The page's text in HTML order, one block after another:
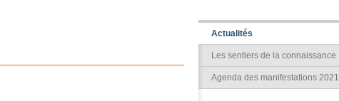
Actualités
Les sentiers de la connaissance
Agenda des manifestations 2021